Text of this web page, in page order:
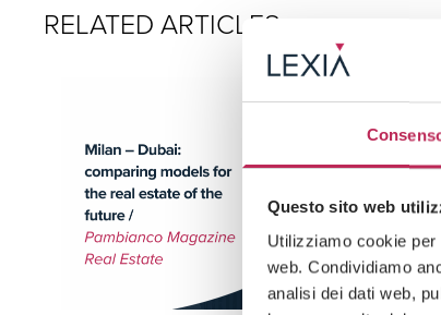
Questo sito web
Utilizziamo cookie
web. Condividiamo
analisi dei dati web,
RELATED ARTICLES